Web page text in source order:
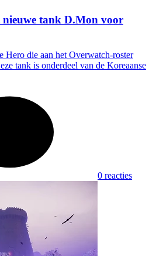
tank D.Mon voor
Hero die aan het Overwatch-roster
tank is onderdeel van de Koreaanse
0 reacties